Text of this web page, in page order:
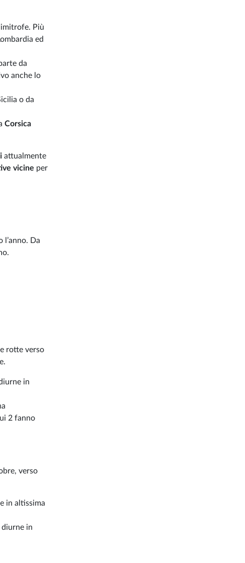
Più
ed
da
anche lo
o da
Corsica
attualmente
vicine per
Da
rotte verso
in
2 fanno
verso
in altissima
in